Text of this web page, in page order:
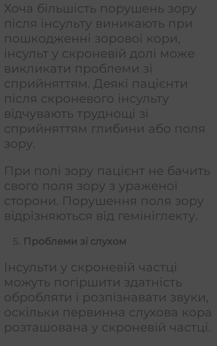
Хоча більшість порушень зору
після інсульту виникають при
пошкодженні зорової кори,
інсульт у скроневій долі може
викликати проблеми зі
сприйняттям. Деякі пацієнти
після скроневого інсульту
відчувають труднощі зі
сприйняттям глибини або поля
зору.
При полі зору пацієнт не бачить
свого поля зору з ураженої
сторони. Порушення поля зору
відрізняються від гемініглекту.
Проблеми зі слухом
Інсульти у скроневій частці
можуть погіршити здатність
обробляти і розпізнавати звуки,
оскільки первинна слухова кора
розташована у скроневій частці.